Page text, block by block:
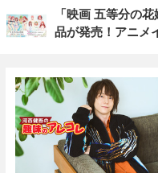
「映画 五等分の
品が発売！アニメ